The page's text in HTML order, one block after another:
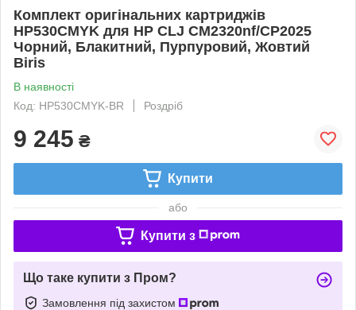
Комплект оригінальних картриджів
HP530CMYK для HP CLJ CM2320nf/CP2025
Чорний, Блакитний, Пурпуровий, Жовтий
Biris
В наявності
Код: HP530CMYK-BR
Роздріб
9 245 ₴
Купити
або
Купити з
Що таке купити з Пром?
Замовлення під захистом